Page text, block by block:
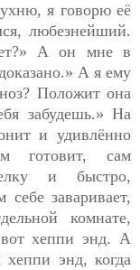
я говорю её
любезнейший.
А он мне в
А я ему
Положит она
забудешь.» На
и удивлённо
готовит, сам
и быстро,
заваривает,
комнате,
вот хеппи энд. А
хеппи энд, когда